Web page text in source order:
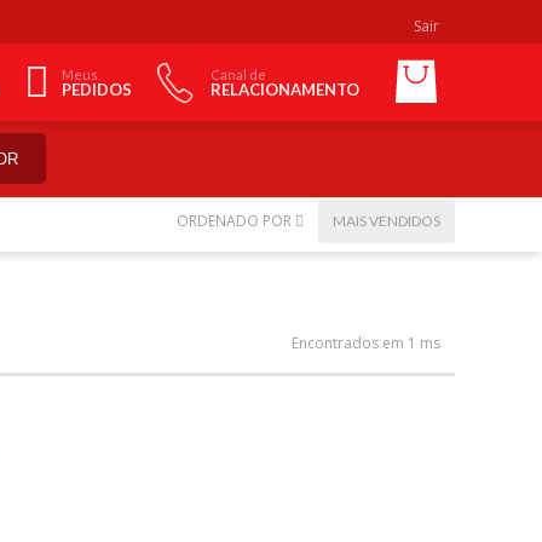
Sair
Meus
PEDIDOS
Canal de
RELACIONAMENTO
ORDENADO POR MAIS VENDIDOS
Encontrados em 1 ms